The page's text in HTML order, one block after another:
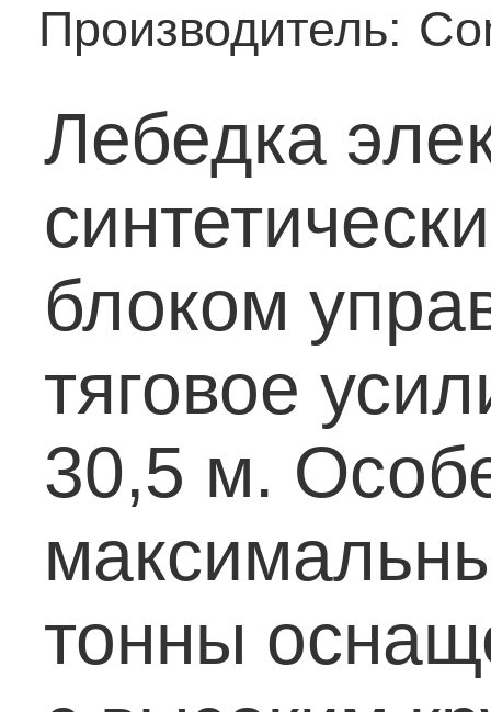
Производитель:
Лебедка
блоком
тяговое
30,5 м.
тонны